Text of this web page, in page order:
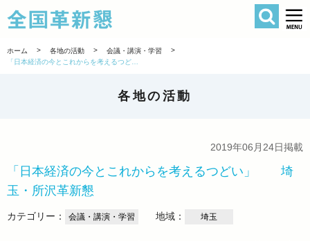
全国革新懇
検索
ホーム > 各地の活動 > 会議・講演・学習
>
各地の活動
2019年06月24日掲載
「日本経済の今とこれからを考えるつどい」 埼
玉・所沢革新懇
カテゴリー： 会議・講演・学習 地域： 埼玉